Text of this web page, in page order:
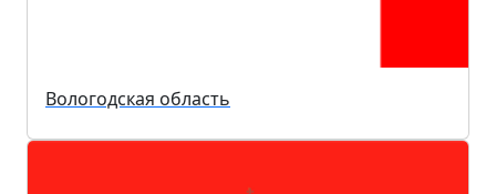
Вологодская область